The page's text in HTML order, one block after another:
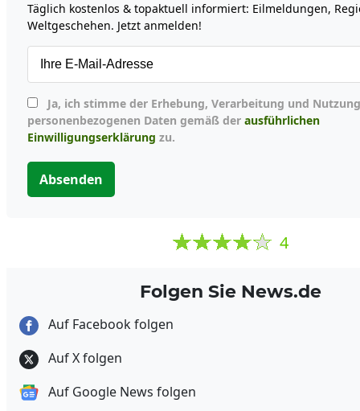
Täglich kostenlos & topaktuell informiert: Eilmeldungen,
Weltgeschehen. Jetzt anmelden!
personenbezogenen Daten gemäß der ausführlichen
Einwilligungserklärung zu.
Absenden
4
Folgen Sie News.de
Auf Facebook folgen
Auf X folgen
Auf Google News folgen